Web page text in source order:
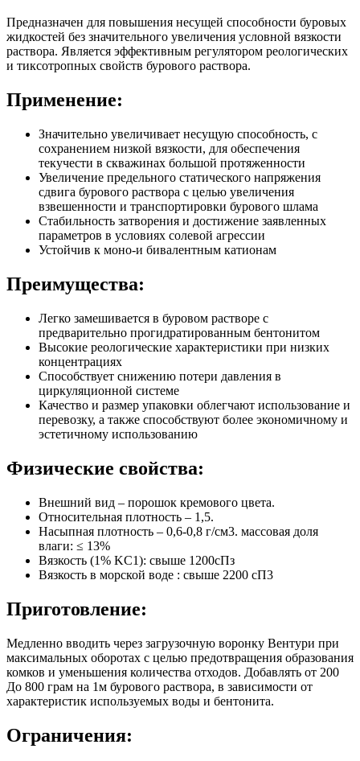
Предназначен для повышения несущей способности буровых
жидкостей без значительного увеличения условной вязкости
раствора. Является эффективным регулятором реологических
и тиксотропных свойств бурового раствора.
Применение:
Значительно увеличивает несущую способность, с
сохранением низкой вязкости, для обеспечения
текучести в скважинах большой протяженности
Увеличение предельного статического напряжения
сдвига бурового раствора с целью увеличения
взвешенности и транспортировки бурового шлама
Стабильность затворения и достижение заявленных
параметров в условиях солевой агрессии
Устойчив к моно-и бивалентным катионам
Преимущества:
Легко замешивается в буровом растворе с
предварительно прогидратированным бентонитом
Высокие реологические характеристики при низких
концентрациях
Способствует снижению потери давления в
циркуляционной системе
Качество и размер упаковки облегчают использование и
перевозку, а также способствуют более экономичному и
эстетичному использованию
Физические свойства:
Внешний вид – порошок кремового цвета.
Относительная плотность – 1,5.
Насыпная плотность – 0,6-0,8 г/см3. массовая доля
влаги: ≤ 13%
Вязкость (1% KC1): свыше 1200сПз
Вязкость в морской воде : свыше 2200 сП3
Приготовление:
Медленно вводить через загрузочную воронку Вентури при
максимальных оборотах с целью предотвращения образования
комков и уменьшения количества отходов. Добавлять от 200
До 800 грам на 1м бурового раствора, в зависимости от
характеристик используемых воды и бентонита.
Ограничения: